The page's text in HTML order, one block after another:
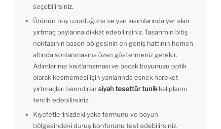
seçebilirsiniz.
Ürünün boy uzunluğuna ve yan kısımlarında yer alan
yırtmaç paylarına dikkat edebilirsiniz. Tasarımın bitiş
noktasının basen bölgesinin en geniş hattının hemen
altında sonlanmasına özen göstermeniz gerekir.
Adımlarınızı kısıtlamaması ve bacak boyunuzu optik
olarak kesmemesi için yanlarında esnek hareket
yırtmaçları barındıran siyah tesettür tunik kalıplarını
tercih edebilirsiniz.
Kıyafetlerinizdeki yaka formunu ve boyun
bölgesindeki duruş konforunu test edebilirsiniz.